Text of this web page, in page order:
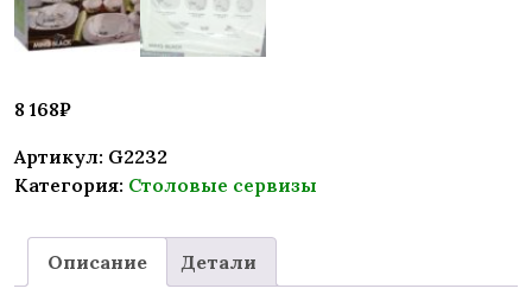
8 168₽
Артикул: G2232
Категория: Столовые сервизы
Описание Детали